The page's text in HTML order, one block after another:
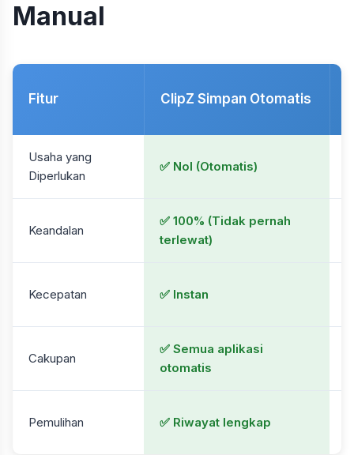
Manual
Fitur ClipZ Simpan Otomatis
Usaha yang
Diperlukan
✅ Nol (Otomatis)
Keandalan
✅ 100% (Tidak pernah
terlewat)
Kecepatan ✅ Instan
Cakupan
✅ Semua aplikasi
otomatis
Pemulihan ✅ Riwayat lengkap